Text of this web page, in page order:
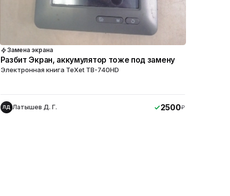
Замена экрана
Разбит Экран, аккумулятор тоже под замену
Электронная книга TeXet TB-740HD
ЛД Латышев Д. Г. 2500₽